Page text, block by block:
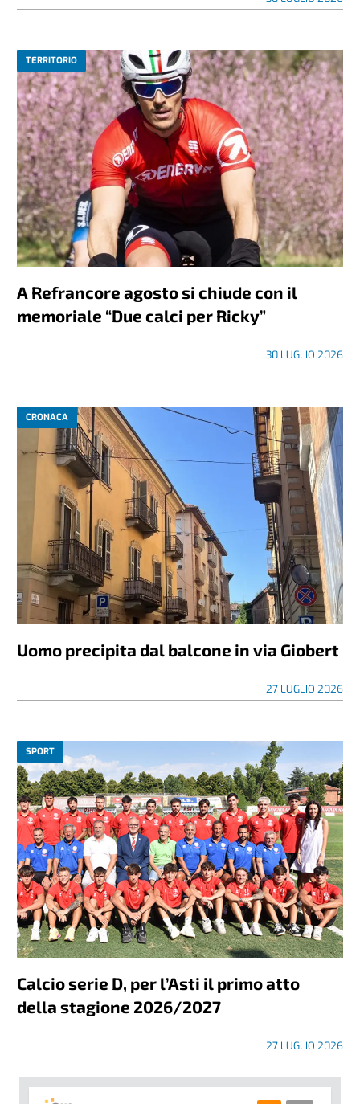
TERRITORIO
A Refrancore agosto si chiude con il
memoriale “Due calci per Ricky”
30 LUGLIO 2026
CRONACA
Uomo precipita dal balcone in via Giobert
27 LUGLIO 2026
SPORT
Calcio serie D, per l’Asti il primo atto
della stagione 2026/2027
27 LUGLIO 2026